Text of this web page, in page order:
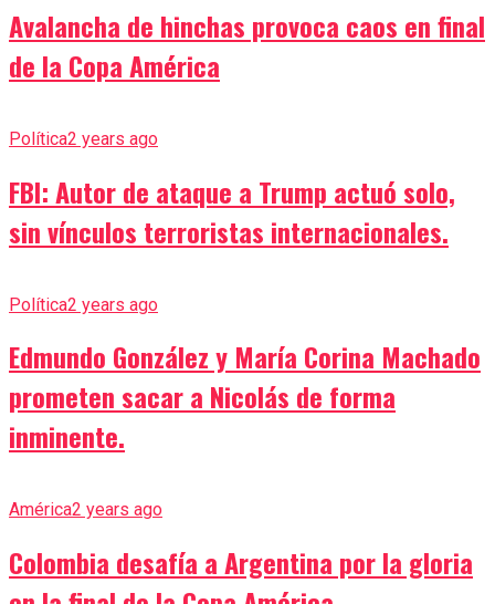
Avalancha de hinchas provoca caos en final
de la Copa América
Política2 years ago
FBI: Autor de ataque a Trump actuó solo,
sin vínculos terroristas internacionales.
Política2 years ago
Edmundo González y María Corina Machado
prometen sacar a Nicolás de forma
inminente.
América2 years ago
Colombia desafía a Argentina por la gloria